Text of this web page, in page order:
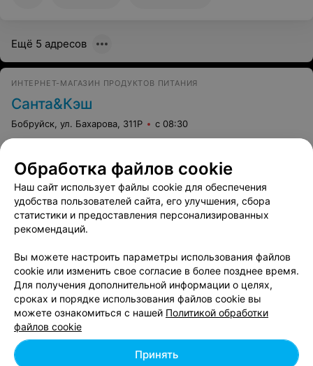
Ещё 5 адресов
ИНТЕРНЕТ-МАГАЗИН ПРОДУКТОВ ПИТАНИЯ
Санта&Кэш
Бобруйск, ул. Бахарова, 311Р с 08:30
Все адреса
МАГАЗИН
Квартал Вкуса
Все адреса
Ещё 2 адреса
Обработка файлов cookie
Наш сайт использует файлы cookie для обеспечения
удобства пользователей сайта, его улучшения, сбора
статистики и предоставления персонализированных
рекомендаций.
Вы можете настроить параметры использования файлов
cookie или изменить свое согласие в более позднее время.
Для получения дополнительной информации о целях,
сроках и порядке использования файлов cookie вы
можете ознакомиться с нашей Политикой обработки
файлов cookie
Принять